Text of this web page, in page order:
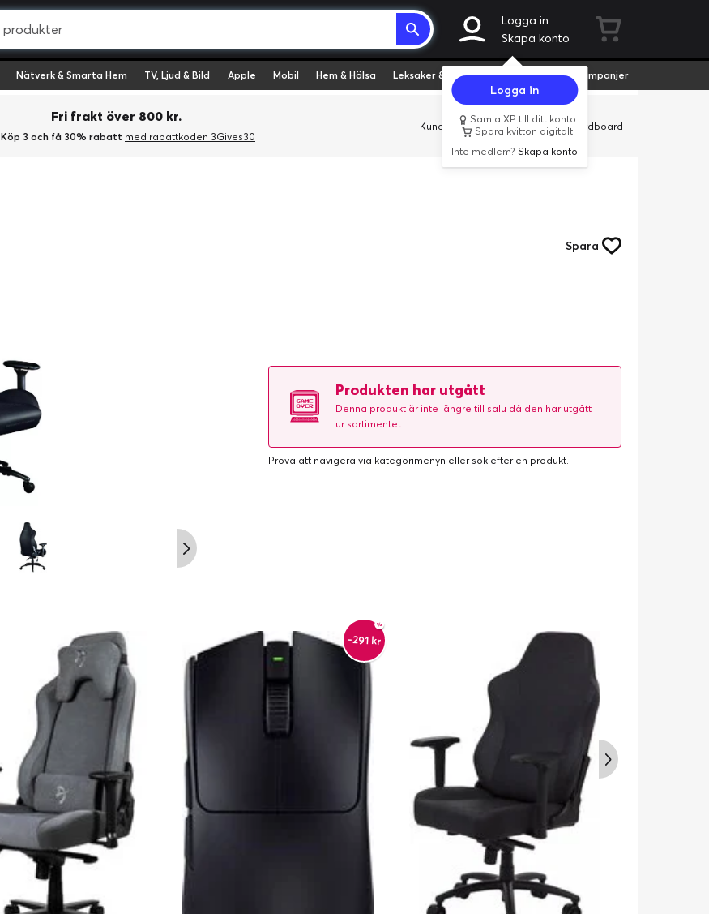
Logga in
Skapa konto
Logga in
Samla XP till ditt konto
Spara kvitton digitalt
Inte medlem?Skapa konto
Nätverk & Smarta Hem TV, Ljud & Bild Apple Mobil Hem & Hälsa Leksaker & Hobby Fyndvaror Kampanjer
Fri frakt över 800 kr.
Köp 3 och få 30% rabatt med rabattkoden 3Gives30
Kundservice Butiker Företag Cardboard
Spara
Produkten har utgått
Denna produkt är inte längre till salu då den har utgått
ur sortimentet.
Pröva att navigera via kategorimenyn eller sök efter en produkt.
-291 kr